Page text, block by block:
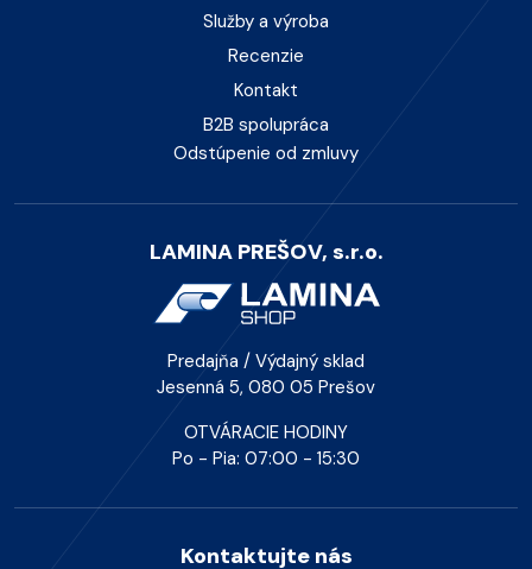
Služby a výroba
Recenzie
Kontakt
B2B spolupráca
Odstúpenie od zmluvy
LAMINA PREŠOV, s.r.o.
Predajňa / Výdajný sklad
Jesenná 5, 080 05 Prešov
OTVÁRACIE HODINY
Po - Pia: 07:00 - 15:30
Kontaktujte nás